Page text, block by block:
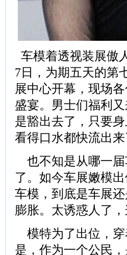
车模着透视装展傲
7日，为期五天的第
展中心开幕，现场
盛宴。男士们福利
是豁出去了，只要
看得口水都快流出来
也不知是从哪一届
了。如今车展嫩模
车模，到底是车展
膨胀。太诱惑人了
模特为了出位，穿
是，作为一个公民